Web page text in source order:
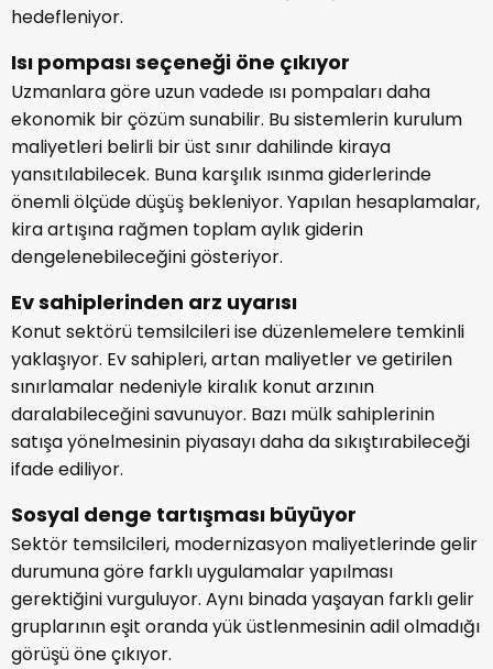
hedefleniyor.
Isı pompası seçeneği öne çıkıyor
Uzmanlara göre uzun vadede ısı pompaları daha
ekonomik bir çözüm sunabilir. Bu sistemlerin kurulum
maliyetleri belirli bir üst sınır dahilinde kiraya
yansıtılabilecek. Buna karşılık ısınma giderlerinde
önemli ölçüde düşüş bekleniyor. Yapılan hesaplamalar,
kira artışına rağmen toplam aylık giderin
dengelenebileceğini gösteriyor.
Ev sahiplerinden arz uyarısı
Konut sektörü temsilcileri ise düzenlemelere temkinli
yaklaşıyor. Ev sahipleri, artan maliyetler ve getirilen
sınırlamalar nedeniyle kiralık konut arzının
daralabileceğini savunuyor. Bazı mülk sahiplerinin
satışa yönelmesinin piyasayı daha da sıkıştırabileceği
ifade ediliyor.
Sosyal denge tartışması büyüyor
Sektör temsilcileri, modernizasyon maliyetlerinde gelir
durumuna göre farklı uygulamalar yapılması
gerektiğini vurguluyor. Aynı binada yaşayan farklı gelir
gruplarının eşit oranda yük üstlenmesinin adil olmadığı
görüşü öne çıkıyor.